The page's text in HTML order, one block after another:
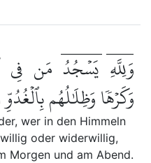
وَلِلَّهِۤ يَسۡجُدُۤ مَن فِي
وَكَرۡهٗا وَظِلَٰلُهُم
wer in den Himmeln
oder widerwillig,
Morgen und am Abend.